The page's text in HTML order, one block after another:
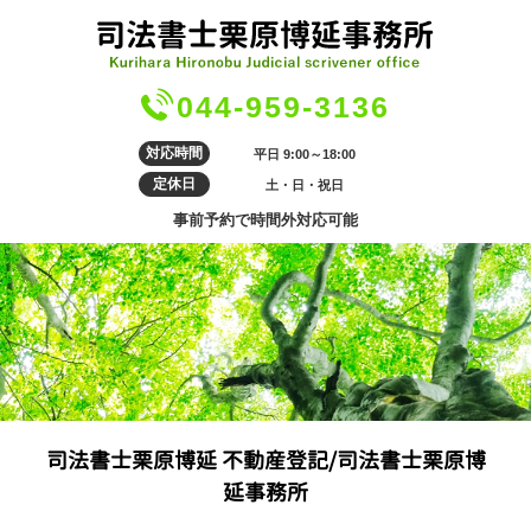
044-959-3136
対応時間 平日 9:00～18:00
定休日 土・日・祝日
事前予約で時間外対応可能
司法書士栗原博延 不動産登記/司法書士栗原博
延事務所